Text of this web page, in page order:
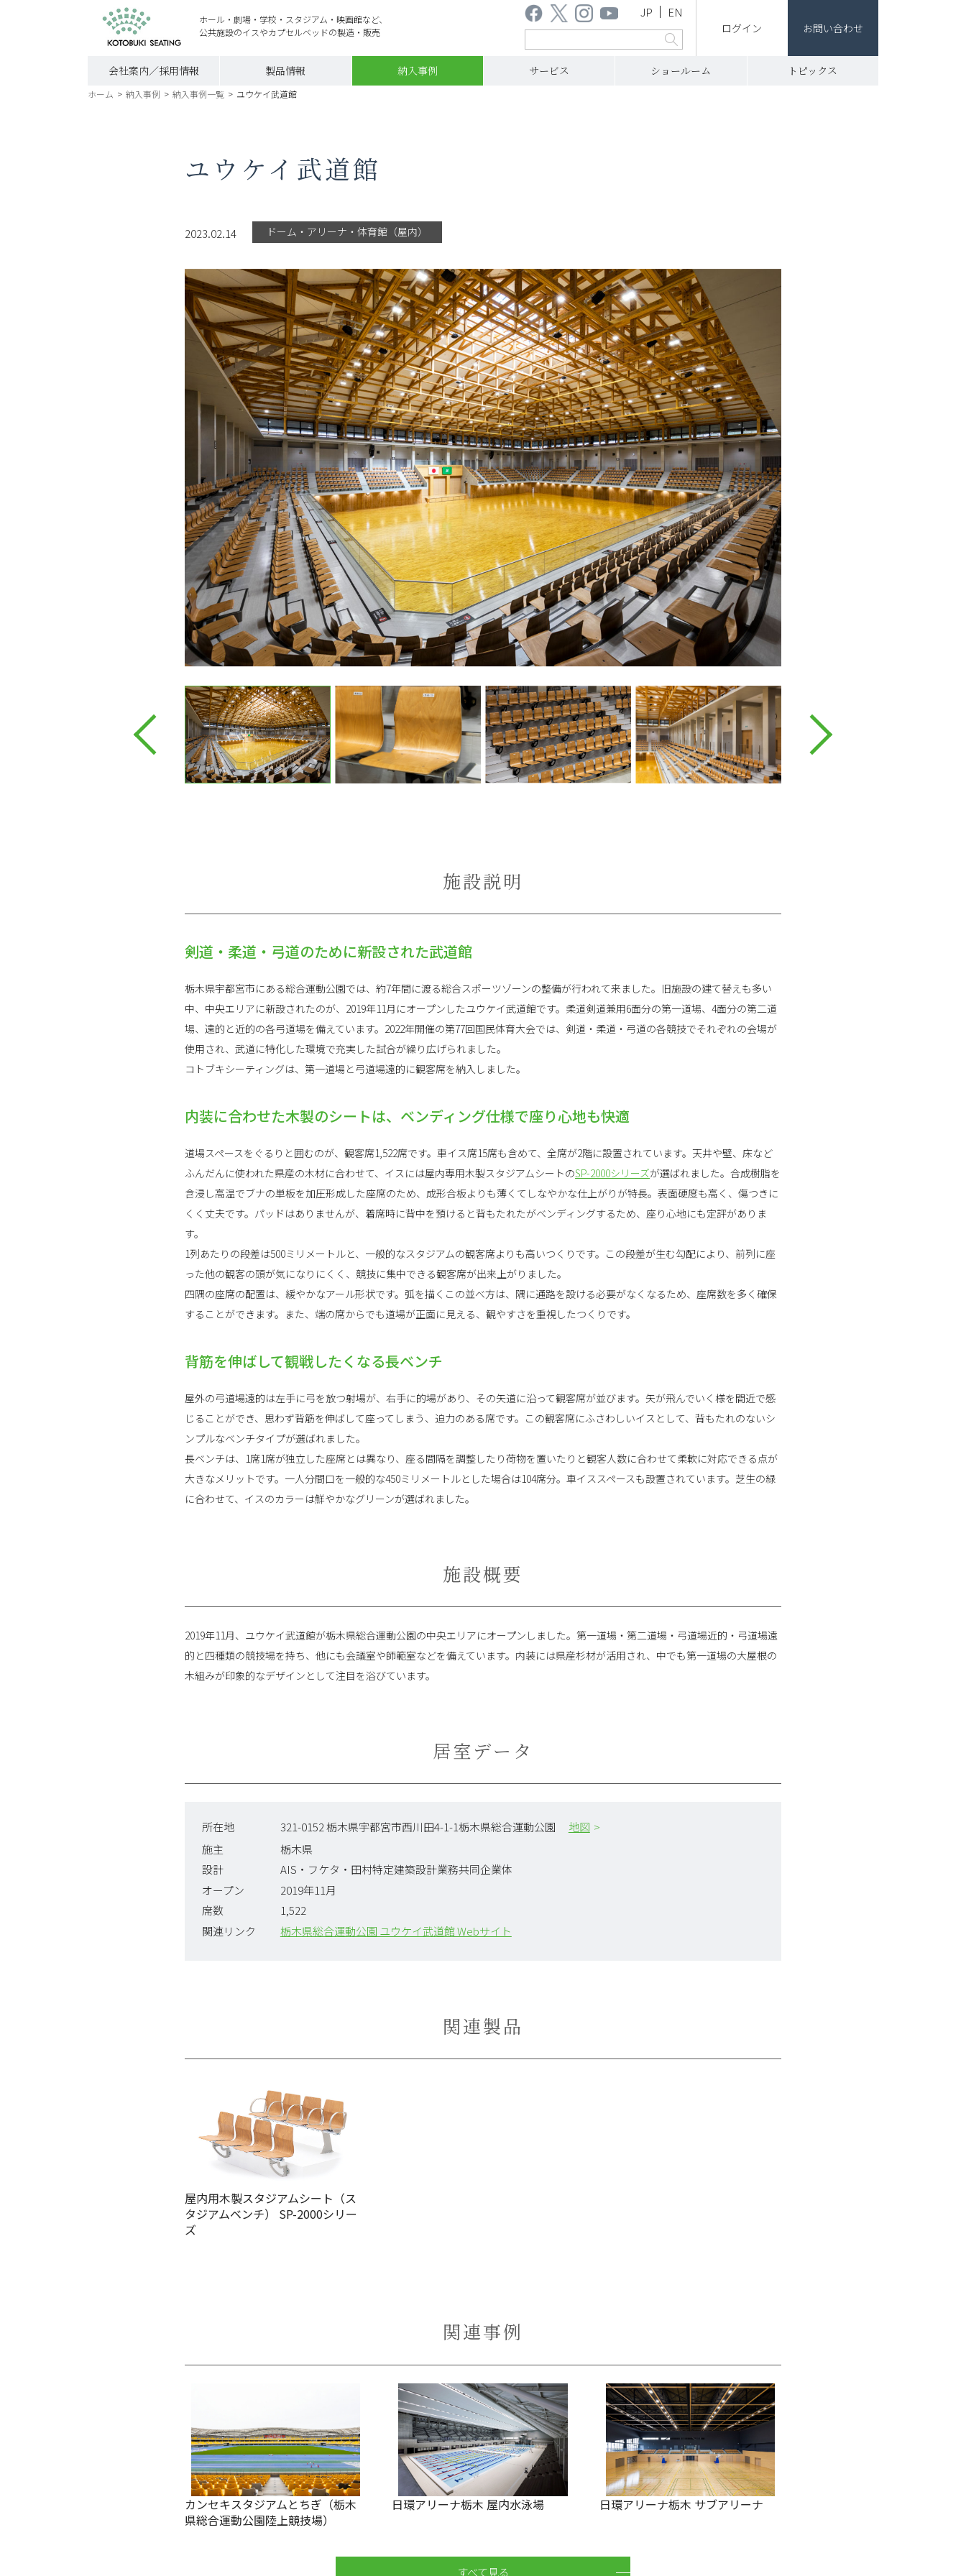
ホール・劇場・学校・スタジアム・映画館など、
公共施設のイスやカプセルベッドの製造・販売
ログイン お問い合わせ
JP EN
会社案内／採用情報 製品情報 納入事例 サービス ショールーム トピックス
ホーム > 納入事例 > 納入事例一覧 > ユウケイ武道館
ユウケイ武道館
2023.02.14 ドーム・アリーナ・体育館（屋内）
施設説明
剣道・柔道・弓道のために新設された武道館
栃木県宇都宮市にある総合運動公園では、約7年間に渡る総合スポーツゾーンの整備が行われて来ました。旧施設の建て替えも多い
中、中央エリアに新設されたのが、2019年11月にオープンしたユウケイ武道館です。柔道剣道兼用6面分の第一道場、4面分の第二道
場、遠的と近的の各弓道場を備えています。2022年開催の第77回国民体育大会では、剣道・柔道・弓道の各競技でそれぞれの会場が
使用され、武道に特化した環境で充実した試合が繰り広げられました。
コトブキシーティングは、第一道場と弓道場遠的に観客席を納入しました。
内装に合わせた木製のシートは、ベンディング仕様で座り心地も快適
道場スペースをぐるりと囲むのが、観客席1,522席です。車イス席15席も含めて、全席が2階に設置されています。天井や壁、床など
ふんだんに使われた県産の木材に合わせて、イスには屋内専用木製スタジアムシートのSP-2000シリーズが選ばれました。合成樹脂を
含浸し高温でブナの単板を加圧形成した座席のため、成形合板よりも薄くてしなやかな仕上がりが特長。表面硬度も高く、傷つきに
くく丈夫です。パッドはありませんが、着席時に背中を預けると背もたれたがベンディングするため、座り心地にも定評がありま
す。
1列あたりの段差は500ミリメートルと、一般的なスタジアムの観客席よりも高いつくりです。この段差が生む勾配により、前列に座
った他の観客の頭が気になりにくく、競技に集中できる観客席が出来上がりました。
四隅の座席の配置は、緩やかなアール形状です。弧を描くこの並べ方は、隅に通路を設ける必要がなくなるため、座席数を多く確保
することができます。また、端の席からでも道場が正面に見える、観やすさを重視したつくりです。
背筋を伸ばして観戦したくなる長ベンチ
屋外の弓道場遠的は左手に弓を放つ射場が、右手に的場があり、その矢道に沿って観客席が並びます。矢が飛んでいく様を間近で感
じることができ、思わず背筋を伸ばして座ってしまう、迫力のある席です。この観客席にふさわしいイスとして、背もたれのないシ
ンプルなベンチタイプが選ばれました。
長ベンチは、1席1席が独立した座席とは異なり、座る間隔を調整したり荷物を置いたりと観客人数に合わせて柔軟に対応できる点が
大きなメリットです。一人分間口を一般的な450ミリメートルとした場合は104席分。車イススペースも設置されています。芝生の緑
に合わせて、イスのカラーは鮮やかなグリーンが選ばれました。
施設概要
2019年11月、ユウケイ武道館が栃木県総合運動公園の中央エリアにオープンしました。第一道場・第二道場・弓道場近的・弓道場遠
的と四種類の競技場を持ち、他にも会議室や師範室などを備えています。内装には県産杉材が活用され、中でも第一道場の大屋根の
木組みが印象的なデザインとして注目を浴びています。
居室データ
所在地 321-0152 栃木県宇都宮市西川田4-1-1栃木県総合運動公園
地図
施主
栃木県
設計
AIS・フケタ・田村特定建築設計業務共同企業体
オープン
2019年11月
席数
1,522
関連リンク
栃木県総合運動公園 ユウケイ武道館 Webサイト
関連製品
屋内用木製スタジアムシート（ス
タジアムベンチ） SP-2000シリー
ズ
関連事例
カンセキスタジアムとちぎ（栃木
県総合運動公園陸上競技場）
日環アリーナ栃木 屋内水泳場 日環アリーナ栃木 サブアリーナ
すべて見る